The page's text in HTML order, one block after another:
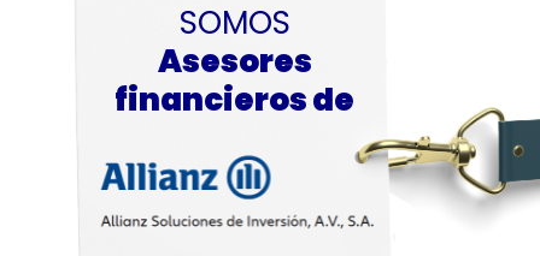
SOMOS
Asesores
financieros de